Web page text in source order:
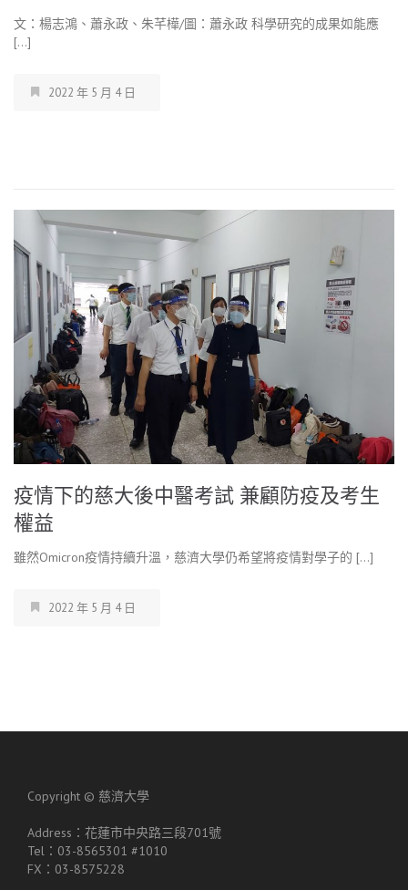
文：楊志鴻、蕭永政、朱芊樺/圖：蕭永政 科學研究的成果如能應
[…]
2022 年 5 月 4 日
疫情下的慈大後中醫考試 兼顧防疫及考生
權益
雖然Omicron疫情持續升溫，慈濟大學仍希望將疫情對學子的 […]
2022 年 5 月 4 日
Copyright © 慈濟大學
Address：花蓮市中央路三段701號
Tel：03-8565301 #1010
FX：03-8575228